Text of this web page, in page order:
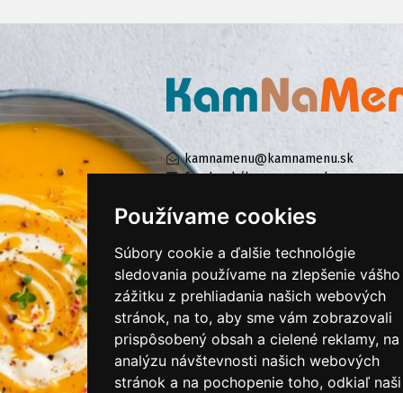
Používame cookies
Súbory cookie a ďalšie technológie
sledovania používame na zlepšenie vášho
zážitku z prehliadania našich webových
stránok, na to, aby sme vám zobrazovali
prispôsobený obsah a cielené reklamy, na
analýzu návštevnosti našich webových
stránok a na pochopenie toho, odkiaľ naši
kamnamenu@kamnamenu.sk
facebook/kamnamenu.sk
PRIHLÁSIŤ SA DO ZÁKAZNÍCKEJ ZÓNY
Všeobecné obchodné podmienky